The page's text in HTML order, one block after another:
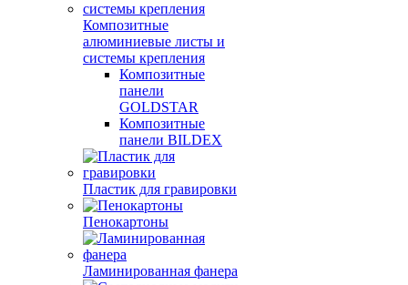
Композитные
алюминиевые листы и
системы крепления
Композитные
панели
GOLDSTAR
Композитные
панели BILDEX
Пластик для гравировки
Пенокартоны
Ламинированная фанера